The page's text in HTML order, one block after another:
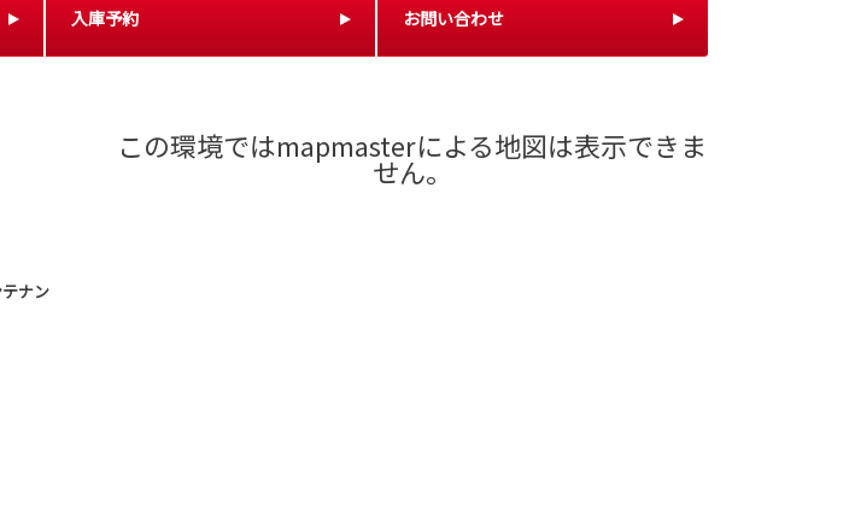
入庫予約 お問い合わせ
ナン
この環境ではmapmasterによる地図は表示できま
せん。